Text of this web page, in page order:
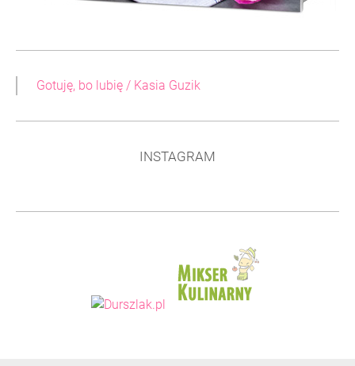
Gotuję, bo lubię / Kasia Guzik
INSTAGRAM